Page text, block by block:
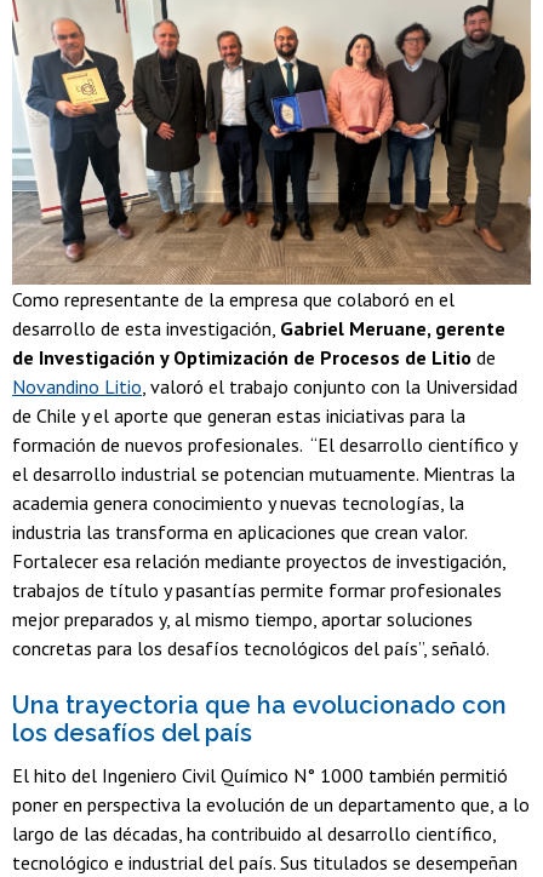
Como representante de la empresa que colaboró en el
desarrollo de esta investigación, Gabriel Meruane, gerente
de Investigación y Optimización de Procesos de Litio de
Novandino Litio , valoró el trabajo conjunto con la Universidad
de Chile y el aporte que generan estas iniciativas para la
formación de nuevos profesionales. “El desarrollo científico y
el desarrollo industrial se potencian mutuamente. Mientras la
academia genera conocimiento y nuevas tecnologías, la
industria las transforma en aplicaciones que crean valor.
Fortalecer esa relación mediante proyectos de investigación,
trabajos de título y pasantías permite formar profesionales
mejor preparados y, al mismo tiempo, aportar soluciones
concretas para los desafíos tecnológicos del país”, señaló.
Una trayectoria que ha evolucionado con
los desafíos del país
El hito del Ingeniero Civil Químico N° 1000 también permitió
poner en perspectiva la evolución de un departamento que, a lo
largo de las décadas, ha contribuido al desarrollo científico,
tecnológico e industrial del país. Sus titulados se desempeñan